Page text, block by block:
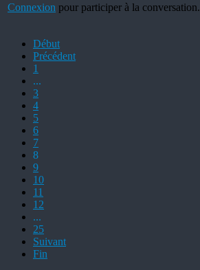
Connexion pour participer à la conversation.
Début
Précédent
1
...
3
4
5
6
7
8
9
10
11
12
...
25
Suivant
Fin